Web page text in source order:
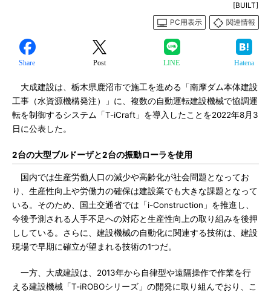
[BUILT]
PC用表示
関連情報
Share Post LINE Hatena
大成建設は、栃木県鹿沼市で施工を進める「南摩ダム本体建設
工事（水資源機構発注）」に、複数の自動運転建設機械で協調運
転を制御するシステム「T-iCraft」を導入したことを2022年8月3
日に公表した。
2台の大型ブルドーザと2台の振動ローラを使用
国内では生産労働人口の減少や高齢化が社会問題となってお
り、生産性向上や労働力の確保は建設業でも大きな課題となって
いる。そのため、国土交通省では「i-Construction」を推進し、
今後予測される人手不足への対応と生産性向上の取り組みを後押
ししている。さらに、建設機械の自動化に関連する技術は、建設
現場で早期に確立が望まれる技術の1つだ。
一方、大成建設は、2013年から自律型や遠隔操作で作業を行
える建設機械「T-iROBOシリーズ」の開発に取り組んでおり、こ